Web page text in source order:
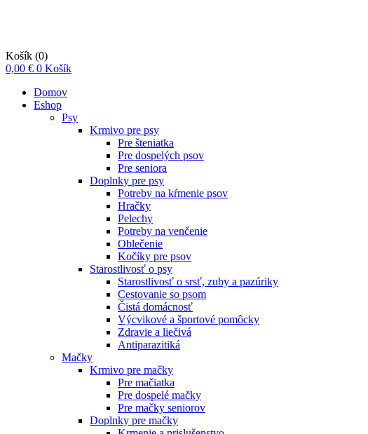
Košík (0)
0,00 € 0 Košík
Domov
Eshop
Psy
Krmivo pre psy
Pre šteniatka
Pre dospelých psov
Pre seniora
Doplnky pre psy
Potreby na kŕmenie psov
Hračky
Pelechy
Potreby na venčenie
Oblečenie
Kočíky pre psov
Starostlivosť o psy
Starostlivosť o srsť, zuby a pazúriky
Cestovanie so psom
Čistá domácnosť
Výcvikové a športové pomôcky
Zdravie a liečivá
Antiparazitiká
Mačky
Krmivo pre mačky
Pre mačiatka
Pre dospelé mačky
Pre mačky seniorov
Doplnky pre mačky